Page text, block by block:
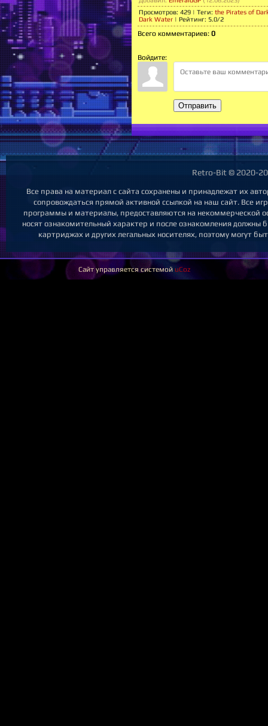
Просмотров: 429 | Теги: the Pirates of
Dark Water | Рейтинг: 5.0/2
Всего комментариев: 0
Войдите:
Отправить
Retro-Bit © 2020-
Все права на материал с сайта сохранены и принадлежат их
сопровождаться прямой активной ссылкой на наш сайт. Все
программы и материалы, предоставляются на некоммерческой
носят ознакомительный характер и после ознакомления должны
картриджах и других легальных носителях, поэтому могут
Сайт управляется системой uCoz